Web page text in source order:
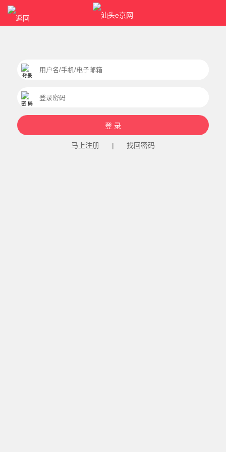
马上注册 | 找回密码